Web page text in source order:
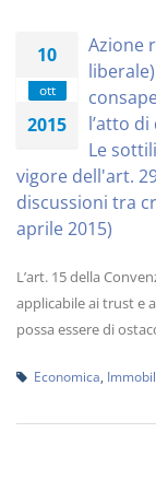
10
ott
2015
Azione
l’atto
Le
vigore dell'art.
discussioni tra
aprile 2015)
L’art. 15 della
applicabile ai trust e
possa essere di
Economica